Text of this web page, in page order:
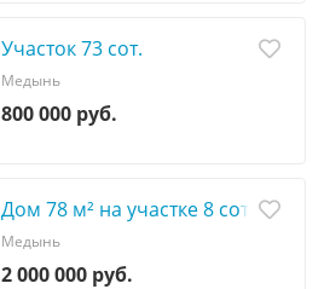
Участок 73 сот.
800 000 руб.
Медынь
Дом 78 м² на участке 8 сот.
2 000 000 руб.
Медынь